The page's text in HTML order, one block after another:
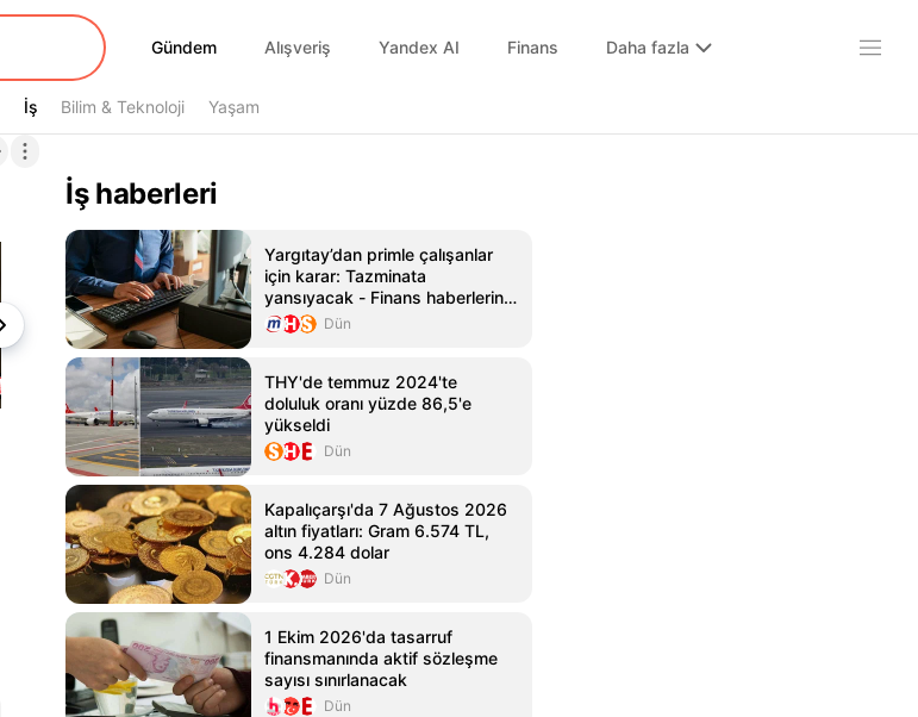
Gündem
Gündem Alışveriş Yandex AI Finans Daha fazla
İş
İş Bilim & Teknoloji Yaşam
İş haberleri
Yargıtay’dan primle çalışanlar
için karar: Tazminata
yansıyacak - Finans haberlerinin
doğru adresi - Mynet Finans
Haber
Dün
THY'de temmuz 2024'te
doluluk oranı yüzde 86,5'e
yükseldi
Dün
Kapalıçarşı'da 7 Ağustos 2026
altın fiyatları: Gram 6.574 TL,
ons 4.284 dolar
Dün
1 Ekim 2026'da tasarruf
finansmanında aktif sözleşme
sayısı sınırlanacak
Dün